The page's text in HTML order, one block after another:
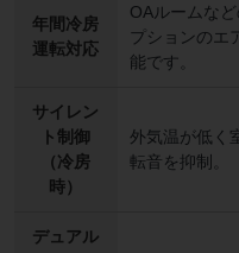
年間冷房
運転対応
OAルームな
プションのエ
能です。
サイレン
ト制御
（冷房
時）
外気温が低く
転音を抑制。
デュアル